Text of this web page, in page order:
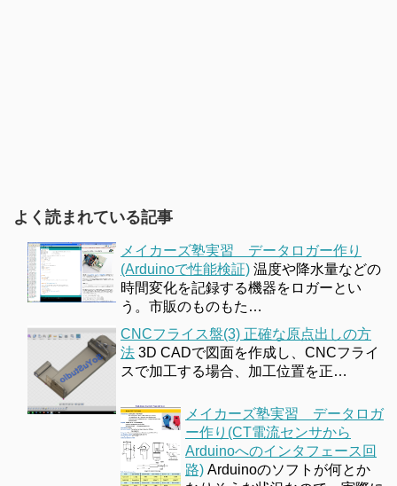
よく読まれている記事
メイカーズ塾実習 データロガー作り
(Arduinoで性能検証) 温度や降水量などの
時間変化を記録する機器をロガーとい
う。市販のものもた…
CNCフライス盤(3) 正確な原点出しの方
法 3D CADで図面を作成し、CNCフライ
スで加工する場合、加工位置を正…
メイカーズ塾実習 データロガ
ー作り(CT電流センサから
Arduinoへのインタフェース回
路) Arduinoのソフトが何とか